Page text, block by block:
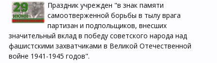
Праздник учрежден "в знак памяти
самоотверженной борьбы в тылу врага
партизан и подпольщиков, внесших
значительный вклад в победу советского народа над
фашистскими захватчиками в Великой Отечественной
войне 1941-1945 годов".